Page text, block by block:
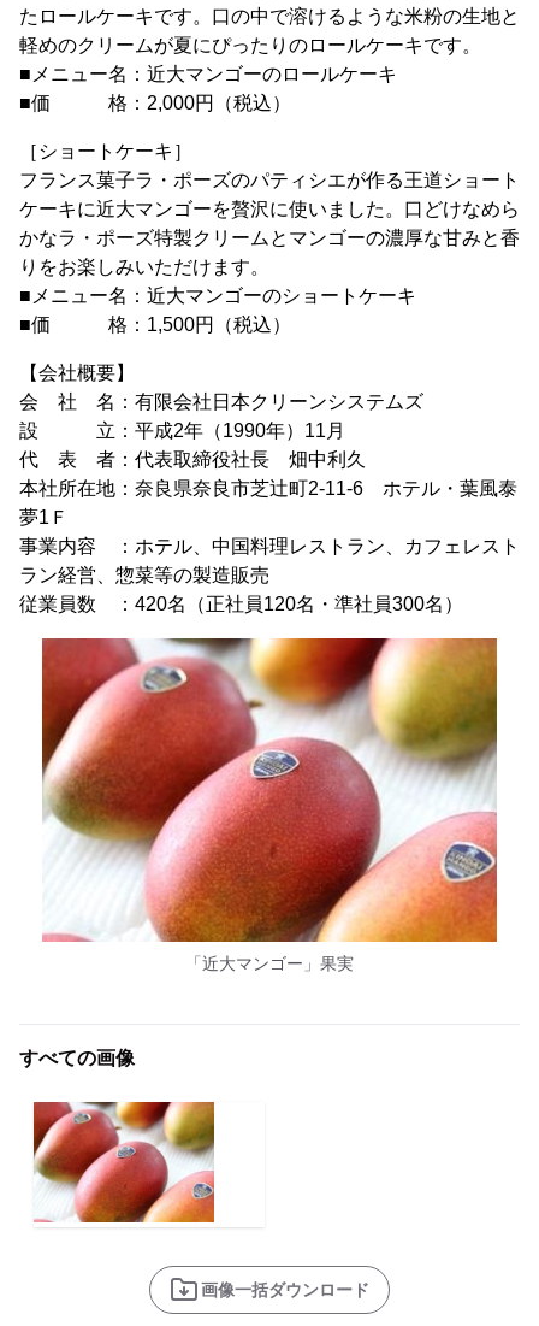
たロールケーキです。口の中で溶けるような米粉の生地と
軽めのクリームが夏にぴったりのロールケーキです。
■メニュー名：近大マンゴーのロールケーキ
■価 格：2,000円（税込）
［ショートケーキ］
フランス菓子ラ・ポーズのパティシエが作る王道ショート
ケーキに近大マンゴーを贅沢に使いました。口どけなめら
かなラ・ポーズ特製クリームとマンゴーの濃厚な甘みと香
りをお楽しみいただけます。
■メニュー名：近大マンゴーのショートケーキ
■価 格：1,500円（税込）
【会社概要】
会 社 名：有限会社日本クリーンシステムズ
設 立：平成2年（1990年）11月
代 表 者：代表取締役社長 畑中利久
本社所在地：奈良県奈良市芝辻町2-11-6 ホテル・葉風泰
夢1Ｆ
事業内容 ：ホテル、中国料理レストラン、カフェレスト
ラン経営、惣菜等の製造販売
従業員数 ：420名（正社員120名・準社員300名）
「近大マンゴー」果実
すべての画像
画像一括ダウンロード